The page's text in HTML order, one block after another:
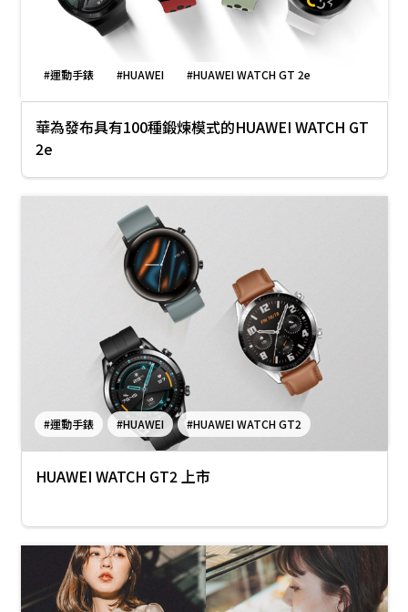
#運動手錶 #HUAWEI #HUAWEI WATCH GT 2e
華為發布具有100種鍛煉模式的HUAWEI WATCH GT
2e
#運動手錶 #HUAWEI #HUAWEI WATCH GT2
HUAWEI WATCH GT2 上市